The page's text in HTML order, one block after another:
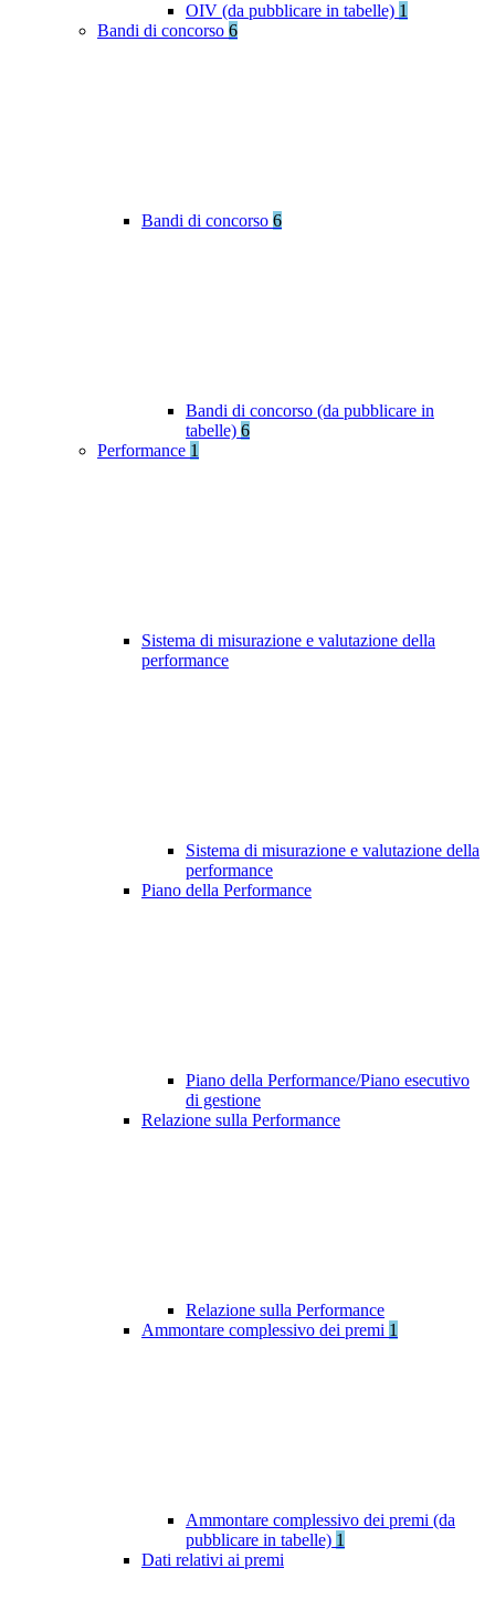
OIV (da pubblicare in tabelle) 1
Bandi di concorso 6
Bandi di concorso 6
Bandi di concorso (da pubblicare in
tabelle) 6
Performance 1
Sistema di misurazione e valutazione della
performance
Sistema di misurazione e valutazione della
performance
Piano della Performance
Piano della Performance/Piano esecutivo
di gestione
Relazione sulla Performance
Relazione sulla Performance
Ammontare complessivo dei premi 1
Ammontare complessivo dei premi (da
pubblicare in tabelle) 1
Dati relativi ai premi